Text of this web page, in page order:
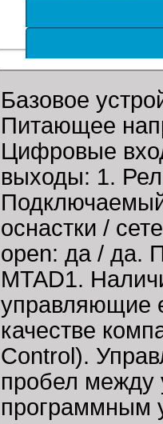
Базовое
Питающее
Цифровые
выходы: 1.
оснастки /
open: да / да.
MTAD1.
управляющие
качестве
Control).
пробел
программным